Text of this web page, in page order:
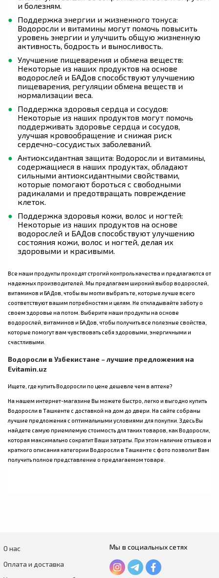
и болезням.
Поддержка энергии и жизненного тонуса:
Водоросли и витамины могут помочь повысить
уровень энергии и улучшить общую жизненную
активность, бодрость и выносливость.
Улучшение пищеварения и обмена веществ:
Некоторые из наших продуктов на основе
водорослей и БАДов способствуют улучшению
пищеварения, регуляции обмена веществ и
нормализации веса.
Поддержка здоровья сердца и сосудов:
Некоторые из наших продуктов могут помочь
поддерживать здоровье сердца и сосудов,
улучшая кровообращение и снижая риск
сердечно-сосудистых заболеваний.
Антиоксидантная защита: Водоросли и витамины,
содержащиеся в наших продуктах, обладают
сильными антиоксидантными свойствами,
которые помогают бороться с свободными
радикалами и предотвращать повреждение
клеток.
Поддержка здоровья кожи, волос и ногтей:
Некоторые из наших продуктов на основе
водорослей и БАДов способствуют улучшению
состояния кожи, волос и ногтей, делая их
здоровыми и красивыми.
Все наши продукты проходят строгий контроль качества и предлагаются от
надежных производителей. Мы предлагаем широкий выбор водорослей,
витаминов и БАДов, чтобы вы могли выбрать те, которые лучше всего
соответствуют вашим потребностям и целям. Не откладывайте заботу о
своем здоровье на потом. Выберите наши продукты на основе
водорослей, витаминов и БАДов, чтобы получить все полезные свойства,
которые помогут вам чувствовать себя здоровыми, энергичными и
счастливыми.
Водоросли в Узбекистане – лучшие предложения на
Evitamin.uz
Ищете, где купить Водоросли по цене дешевле чем в аптеке?
На нашем интернет-магазине Вы можете быстро, легко и выгодно купить
Водоросли в Ташкенте с доставкой на дом до двери. На сайте собраны
лучшие предложения с оптимальными условиями для покупки. Здесь Вы
найдете самую приемлемую стоимость для таких товаров, как Водоросли,
которая максимально сократит Ваши затраты. При этом наличие отзывов и
краткого описания категории Водоросли в Ташкенте с фото позволит Вам
получить полное представление о предлагаемом товаре.
О нас
Оплата и доставка
Мы в социальных сетях